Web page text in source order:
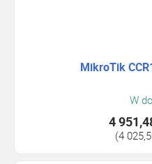
MikroTik
W
4
(4